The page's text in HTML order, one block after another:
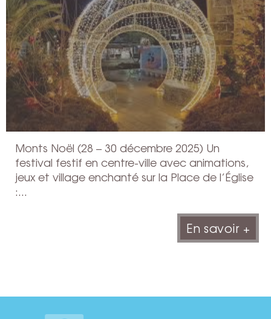
Monts Noël (28 – 30 décembre 2025) Un
festival festif en centre-ville avec animations,
jeux et village enchanté sur la Place de l’Église
:...
En savoir +